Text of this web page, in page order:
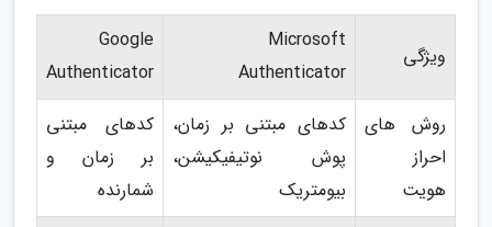
ویژگی
Microsoft
Authenticator
Google
Authenticator
روش های
احراز
هویت
کدهای مبتنی بر زمان،
پوش نوتیفیکیشن،
بیومتریک
کدهای مبتنی
بر زمان و
شمارنده